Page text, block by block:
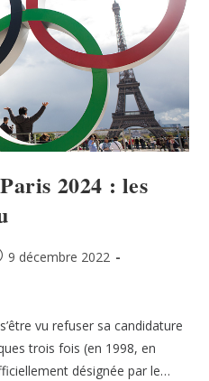
2024 : les
9 décembre 2022
vu refuser sa candidature
trois fois (en 1998, en
désignée par le…